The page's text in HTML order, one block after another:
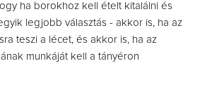
ha borokhoz kell ételt kitalálni és
legjobb választás - akkor is, ha az
teszi a lécet, és akkor is, ha az
munkáját kell a tányéron